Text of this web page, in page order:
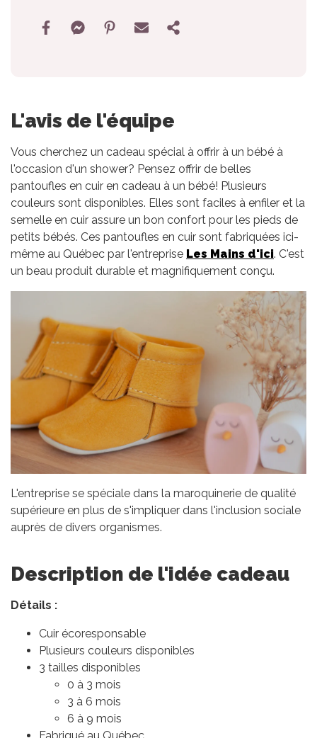
L'avis de l'équipe
Vous cherchez un cadeau spécial à offrir à un bébé à
l'occasion d'un shower? Pensez offrir de belles
pantoufles en cuir en cadeau à un bébé! Plusieurs
couleurs sont disponibles. Elles sont faciles à enfiler et la
semelle en cuir assure un bon confort pour les pieds de
petits bébés. Ces pantoufles en cuir sont fabriquées ici-
même au Québec par l'entreprise Les Mains d'ici. C'est
un beau produit durable et magnifiquement conçu.
L'entreprise se spéciale dans la maroquinerie de qualité
supérieure en plus de s'impliquer dans l'inclusion sociale
auprès de divers organismes.
Description de l'idée cadeau
Détails :
Cuir écoresponsable
Plusieurs couleurs disponibles
3 tailles disponibles
0 à 3 mois
3 à 6 mois
6 à 9 mois